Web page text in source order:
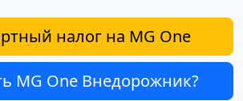
налог на MG One
MG One Внедорожник?